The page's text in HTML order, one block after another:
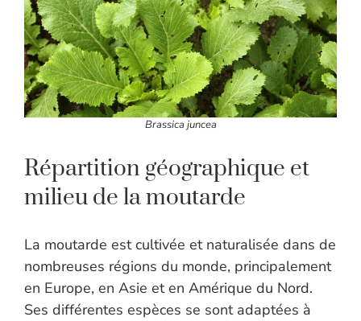
Brassica juncea
Répartition géographique et
milieu de la moutarde
La moutarde est cultivée et naturalisée dans de
nombreuses régions du monde, principalement
en Europe, en Asie et en Amérique du Nord.
Ses différentes espèces se sont adaptées à